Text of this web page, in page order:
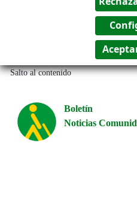
Salto al contenido
Boletín
Noticias